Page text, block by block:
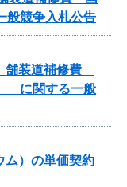
競争入札公告
舗装道補修費
に関する一般
ム）の単価契約